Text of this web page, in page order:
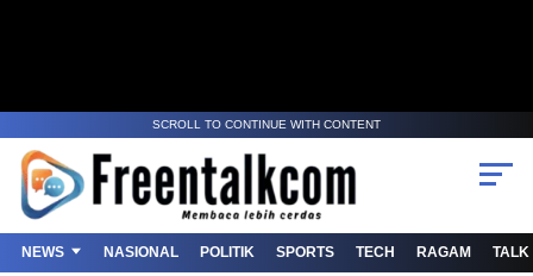
SCROLL TO CONTINUE WITH CONTENT
NEWS NASIONAL POLITIK SPORTS TECH RAGAM TALK